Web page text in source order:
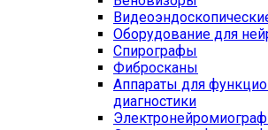
Оборудование для
Спирографы
Фибросканы
Аппараты для
диагностики